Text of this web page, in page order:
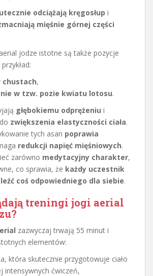
odciążają kręgosłup i
mięśnie górnej części
jodze istotne są także pozycje
chustach,
w tzw. pozie kwiatu lotosu.
głębokiemu odprężeniu i
zwiększenia elastyczności ciała.
tych asan poprawia
redukcji napięć mięśniowych.
zarówno medytacyjny charakter,
co sprawia, że każdy uczestnik
coś odpowiedniego dla siebie.
treningi jogi aerial
zazwyczaj trwają 55 minut i
elementów:
która skutecznie przygotowuje ciało
intensywnych ćwiczeń,